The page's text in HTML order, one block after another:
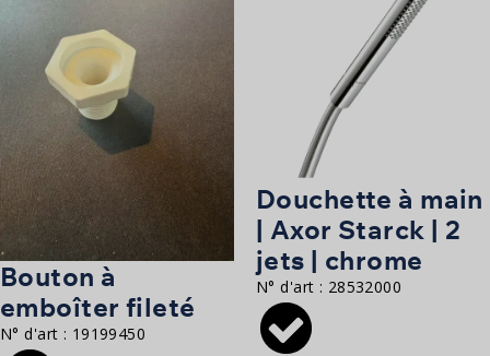
Bouton à
emboîter fileté
N° d'art : 19199450
Douchette à main
| Axor Starck | 2
jets | chrome
N° d'art : 28532000